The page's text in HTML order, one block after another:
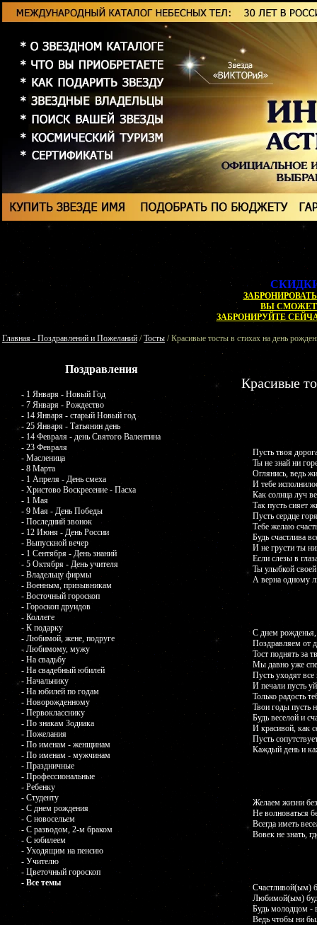
ВЫ
ЗАБРОНИРУЙТЕ
Главная - Поздравлений и Пожеланий /Тосты / Красивые тосты в стихах на день
Поздравления
- 1 Января - Новый Год
- 7 Января - Рождество
- 14 Января - старый Новый год
- 25 Января - Татьянин день
- 14 Февраля - день Святого Валентина
- 23 Февраля
- Масленица
- 8 Марта
- 1 Апреля - День смеха
- Христово Воскресение - Пасха
- 1 Мая
- 9 Мая - День Победы
- Последний звонок
- 12 Июня - День России
- Выпускной вечер
- 1 Сентября - День знаний
- 5 Октября - День учителя
- Владельцу фирмы
- Военным, призывникам
- Восточный гороскоп
- Гороскоп друидов
- Коллеге
- К подарку
- Любимой, жене, подруге
- Любимому, мужу
- На свадьбу
- На свадебный юбилей
- Начальнику
- На юбилей по годам
- Новорожденному
- Первокласснику
- По знакам Зодиака
- Пожелания
- По именам - женщинам
- По именам - мужчинам
- Праздничные
- Профессиональные
- Ребенку
- Студенту
- С днем рождения
- С новосельем
- С разводом, 2-м браком
- С юбилеем
- Уходящим на пенсию
- Учителю
- Цветочный гороскоп
- Все темы
Красивые
Пусть твоя
Ты не знай ни
Оглянись, ведь
И тебе
Как солнца луч
Так пусть сияет
Пусть сердце
Тебе желаю
Будь счастлива
И не грусти ты
Если слезы в
Ты улыбкой
А верна одному
С днем рожденья,
Поздравляем от
Тост поднять за
Мы давно уже
Пусть уходят все
И печали пусть
Только радость
Твои годы пусть
Будь веселой и
И красивой, как
Пусть
Каждый день и
Желаем жизни
Не волноваться
Всегда иметь
Вовек не знать,
Счастливой(ым)
Любимой(ым)
Будь молодцом -
Ведь чтобы ни